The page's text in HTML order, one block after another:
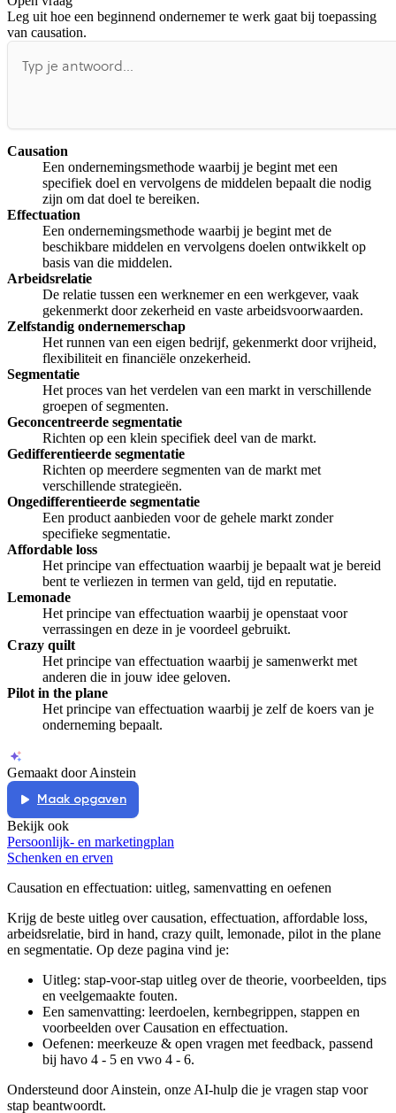
Afspelen werkte niet
Leg uit hoe een beginnend ondernemer te werk gaat bij toepassing
van causation.
Causation
Een ondernemingsmethode waarbij je begint met een
specifiek doel en vervolgens de middelen bepaalt die nodig
zijn om dat doel te bereiken.
Effectuation
Een ondernemingsmethode waarbij je begint met de
beschikbare middelen en vervolgens doelen ontwikkelt op
basis van die middelen.
Arbeidsrelatie
De relatie tussen een werknemer en een werkgever, vaak
gekenmerkt door zekerheid en vaste arbeidsvoorwaarden.
Zelfstandig ondernemerschap
Het runnen van een eigen bedrijf, gekenmerkt door vrijheid,
flexibiliteit en financiële onzekerheid.
Segmentatie
Het proces van het verdelen van een markt in verschillende
groepen of segmenten.
Geconcentreerde segmentatie
Richten op een klein specifiek deel van de markt.
Gedifferentieerde segmentatie
Richten op meerdere segmenten van de markt met
verschillende strategieën.
Ongedifferentieerde segmentatie
Een product aanbieden voor de gehele markt zonder
specifieke segmentatie.
Affordable loss
Het principe van effectuation waarbij je bepaalt wat je bereid
bent te verliezen in termen van geld, tijd en reputatie.
Lemonade
Het principe van effectuation waarbij je openstaat voor
verrassingen en deze in je voordeel gebruikt.
Crazy quilt
Het principe van effectuation waarbij je samenwerkt met
anderen die in jouw idee geloven.
Pilot in the plane
Het principe van effectuation waarbij je zelf de koers van je
onderneming bepaalt.
Gemaakt door Ainstein
Maak opgaven
Bekijk ook
Persoonlijk- en marketingplan
Schenken en erven
Causation en effectuation: uitleg, samenvatting en oefenen
Krijg de beste uitleg over causation, effectuation, affordable loss,
arbeidsrelatie, bird in hand, crazy quilt, lemonade, pilot in the plane
en segmentatie. Op deze pagina vind je:
Uitleg: stap-voor-stap uitleg over de theorie, voorbeelden, tips
en veelgemaakte fouten.
Een samenvatting: leerdoelen, kernbegrippen, stappen en
voorbeelden overCausation en effectuation.
Oefenen: meerkeuze & open vragen met feedback, passend
bij havo 4 - 5 en vwo 4 - 6.
Ondersteund door Ainstein, onze AI-hulp die je vragen stap voor
stap beantwoordt.